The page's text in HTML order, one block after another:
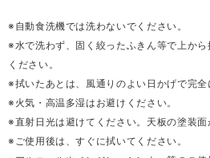
※自動食洗機では洗わないでください。
※水で洗わず、固く絞ったふきん等で上か
ください。
※拭いたあとは、風通りのよい日かげで完全
※火気・高温多湿はお避けください。
※直射日光は避けてください。天板の塗装面
※ご使用後は、すぐに拭いてください。